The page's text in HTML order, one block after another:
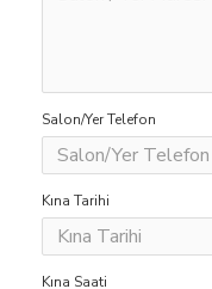
Salon/Yer Telefon
Kına Tarihi
Kına Saati